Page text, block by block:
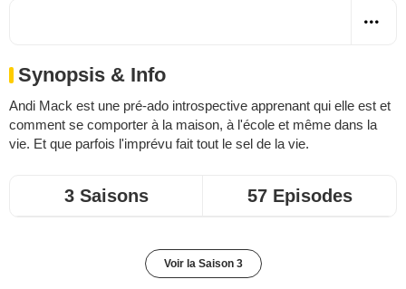
Synopsis & Info
Andi Mack est une pré-ado introspective apprenant qui elle est et
comment se comporter à la maison, à l'école et même dans la
vie. Et que parfois l'imprévu fait tout le sel de la vie.
3 Saisons 57 Episodes
Voir la Saison 3